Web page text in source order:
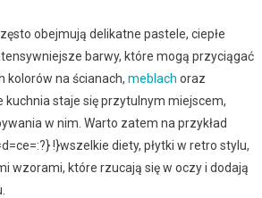
obejmują delikatne pastele, ciepłe
barwy, które mogą przyciągać
kolorów na ścianach, meblach oraz
kuchnia staje się przytulnym miejscem,
w nim. Warto zatem na przykład
!}wszelkie diety, płytki w retro stylu,
wzorami, które rzucają się w oczy i dodają